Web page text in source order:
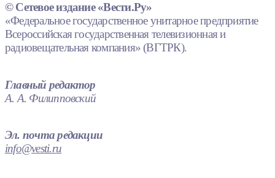
© Сетевое издание «Вести.Ру»
«Федеральное государственное унитарное предприятие
Всероссийская государственная телевизионная и
радиовещательная компания» (ВГТРК).
Главный редактор
А. А. Филипповский
Эл. почта редакции
info@vesti.ru